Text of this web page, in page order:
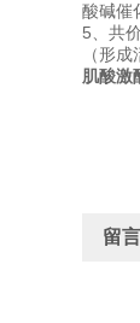
酸碱催
5、共
（形
肌酸激
留